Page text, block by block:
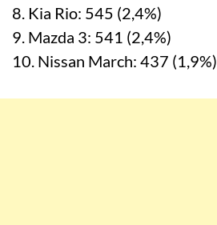
8. Kia Rio: 545 (2,4%)
9. Mazda 3: 541 (2,4%)
10. Nissan March: 437 (1,9%)